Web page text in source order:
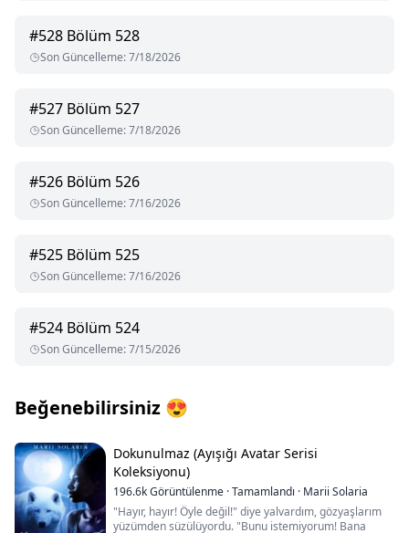
#528 Bölüm 528
Son Güncelleme:7/18/2026
#527 Bölüm 527
Son Güncelleme:7/18/2026
#526 Bölüm 526
Son Güncelleme:7/16/2026
#525 Bölüm 525
Son Güncelleme:7/16/2026
#524 Bölüm 524
Son Güncelleme:7/15/2026
Beğenebilirsiniz 😍
Dokunulmaz (Ayışığı Avatar Serisi
Koleksiyonu)
196.6kGörüntülenme ·Tamamlandı · Marii Solaria
"Hayır, hayır! Öyle değil!" diye yalvardım, gözyaşlarım
yüzümden süzülüyordu. "Bunu istemiyorum! Bana